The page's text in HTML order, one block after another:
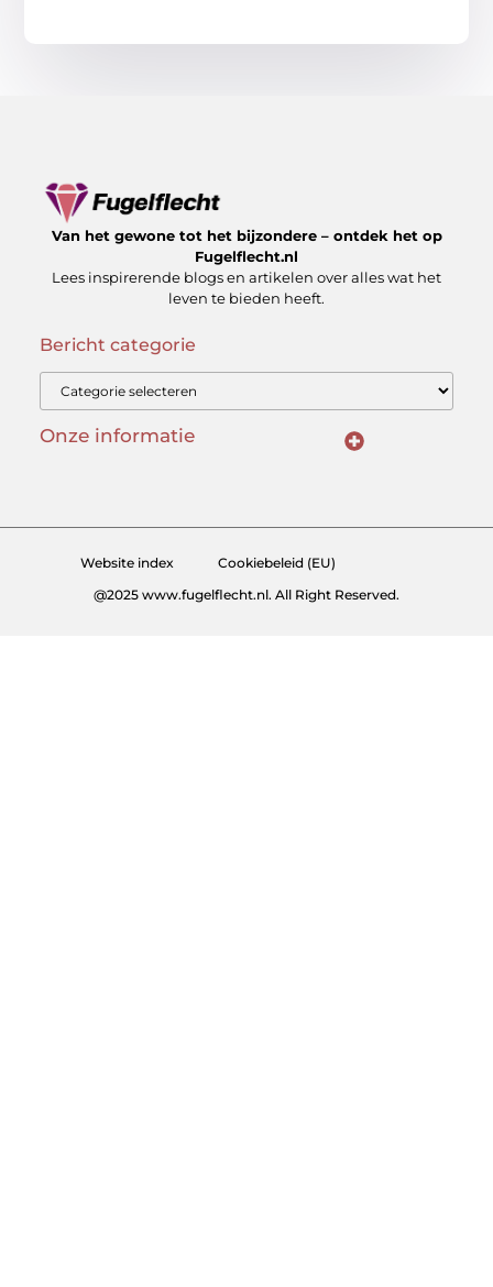
Van het gewone tot het bijzondere – ontdek het op
Fugelflecht.nl
Lees inspirerende blogs en artikelen over alles wat het
leven te bieden heeft.
Bericht categorie
Onze informatie
Website index
Cookiebeleid (EU)
@2025 www.fugelflecht.nl. All Right Reserved.